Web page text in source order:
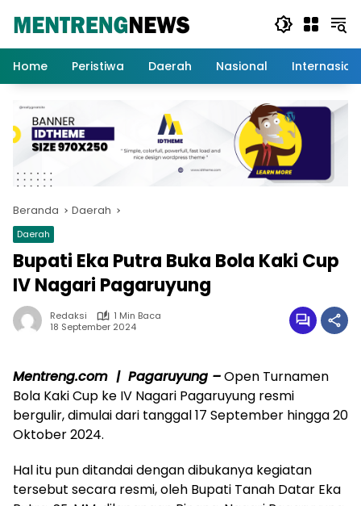
Home
Peristiwa Daerah Nasional
Beranda Daerah
Daerah
Bupati Eka Putra Buka Bola Kaki Cup
IV Nagari Pagaruyung
Redaksi
1 Min Baca
18 September 2024
Mentreng.com | Pagaruyung –Open Turnamen
Bola Kaki Cup ke IV Nagari Pagaruyung resmi
bergulir, dimulai dari tanggal 17 September hingga 20
Oktober 2024.
Hal itu pun ditandai dengan dibukanya kegiatan
tersebut secara resmi, oleh Bupati Tanah Datar Eka